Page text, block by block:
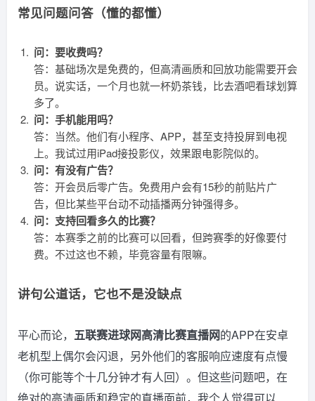
常见问题问答（懂的都懂）
问：要收费吗？
答：基础场次是免费的，但高清画质和回放功能需要开会
员。说实话，一个月也就一杯奶茶钱，比去酒吧看球划算
多了。
问：手机能用吗？
答：当然。他们有小程序、APP，甚至支持投屏到电视
上。我试过用iPad接投影仪，效果跟电影院似的。
问：有没有广告？
答：开会员后零广告。免费用户会有15秒的前贴片广
告，但比某些平台动不动插播两分钟强得多。
问：支持回看多久的比赛？
答：本赛季之前的比赛可以回看，但跨赛季的好像要付
费。不过这也不赖，毕竟容量有限嘛。
讲句公道话，它也不是没缺点
平心而论， 五联赛进球网高清比赛直播网的APP在安卓
老机型上偶尔会闪退，另外他们的客服响应速度有点慢
（你可能等个十几分钟才有人回）。但这些问题吧，在